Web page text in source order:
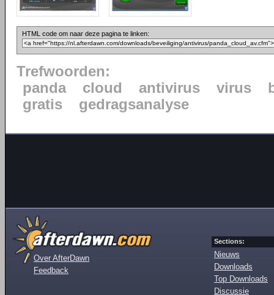
HTML code om naar deze pagina te linken:
Trefwoorden:
panda
cloud antivirus virus
gratis
gedragsanalyse
Over AfterDawn
Feedback
Sections:
Nieuws
Downloads
Top Downloads
Discussie